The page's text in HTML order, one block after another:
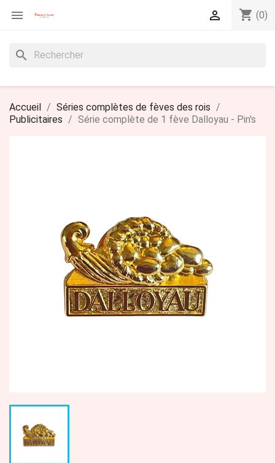
 shopping_cart (0)

search
Accueil
Séries complètes de fèves des rois
Publicitaires
Série complète de 1 fève Dalloyau - Pin's